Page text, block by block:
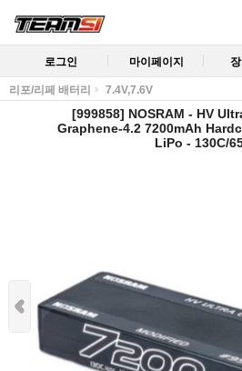
로그인 마이페이지
리포/리페 배터리 7.4V,7.6V
[999858] NOSRAM - HV
Graphene-4.2 7200mAh
LiPo - 130C/